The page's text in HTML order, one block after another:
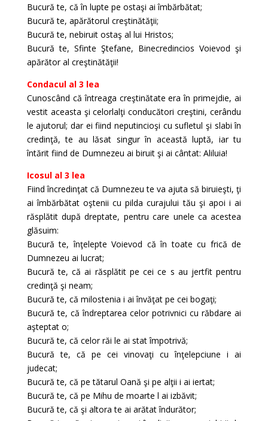
Bucură te, că în lupte pe ostaşi ai îmbărbătat;
Bucură te, apărătorul creştinătăţii;
Bucură te, nebiruit ostaş al lui Hristos;
Bucură te, Sfinte Ştefane, Binecredincios Voievod şi
apărător al creştinătăţii!
Condacul al 3 lea
Cunoscând că întreaga creştinătate era în primejdie, ai
vestit aceasta şi celorlalţi conducători creştini, cerându
le ajutorul; dar ei fiind neputincioşi cu sufletul şi slabi în
credinţă, te au lăsat singur în această luptă, iar tu
întărit fiind de Dumnezeu ai biruit şi ai cântat: Aliluia!
Icosul al 3 lea
Fiind încredinţat că Dumnezeu te va ajuta să biruieşti, ţi
ai îmbărbătat oştenii cu pilda curajului tău şi apoi i ai
răsplătit după dreptate, pentru care unele ca acestea
glăsuim:
Bucură te, înţelepte Voievod că în toate cu frică de
Dumnezeu ai lucrat;
Bucură te, că ai răsplătit pe cei ce s au jertfit pentru
credinţă şi neam;
Bucură te, că milostenia i ai învăţat pe cei bogaţi;
Bucură te, că îndreptarea celor potrivnici cu răbdare ai
aşteptat o;
Bucură te, că celor răi le ai stat împotrivă;
Bucură te, că pe cei vinovaţi cu înţelepciune i ai
judecat;
Bucură te, că pe tătarul Oană şi pe alţii i ai iertat;
Bucură te, că pe Mihu de moarte l ai izbăvit;
Bucură te, că şi altora te ai arătat îndurător;